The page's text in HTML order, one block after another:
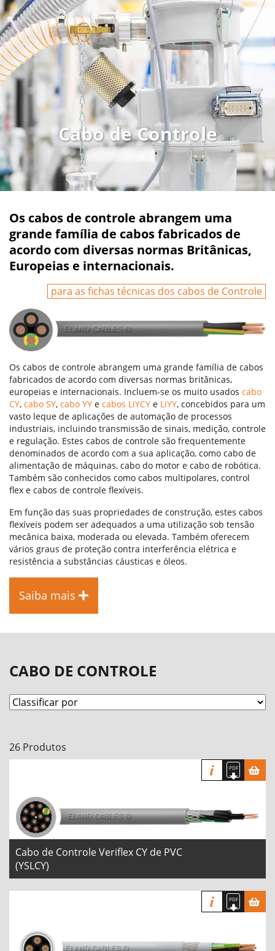
Cabo de Controle
Os cabos de controle abrangem uma
grande família de cabos fabricados de
acordo com diversas normas Britânicas,
Europeias e internacionais.
para as fichas técnicas dos cabos de Controle
Os cabos de controle abrangem uma grande família de cabos
fabricados de acordo com diversas normas britânicas,
europeias e internacionais. Incluem-se os muito usados cabo
CY, cabo SY, cabo YY e cabos LiYCY e LiYY, concebidos para um
vasto leque de aplicações de automação de processos
industriais, incluindo transmissão de sinais, medição, controle
e regulação. Estes cabos de controle são frequentemente
denominados de acordo com a sua aplicação, como cabo de
alimentação de máquinas, cabo do motor e cabo de robótica.
Também são conhecidos como cabos multipolares, control
flex e cabos de controle flexíveis.
Em função das suas propriedades de construção, estes cabos
flexíveis podem ser adequados a uma utilização sob tensão
mecânica baixa, moderada ou elevada. Também oferecem
vários graus de proteção contra interferência elétrica e
resistência a substâncias cáusticas e óleos.
Saiba mais
CABO DE CONTROLE
26 Produtos
Cabo de Controle Veriflex CY de PVC
(YSLCY)